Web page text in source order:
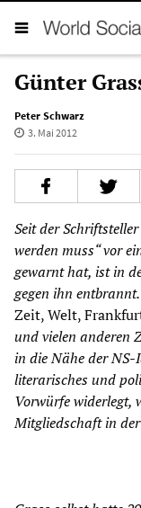
Günter
Peter Schwarz
3. Mai 2012
Seit der
werden muss“ vor
gewarnt hat, ist in
gegen ihn
Zeit, Welt,
und vielen anderen
in die Nähe der NS-
literarisches und
Vorwürfe widerlegt,
Mitgliedschaft in